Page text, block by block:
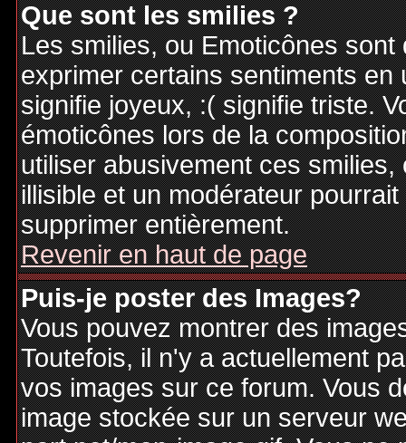
Que sont les smilies ?
Les smilies, ou Emoticônes
exprimer certains sentiments
signifie joyeux, :( signifie triste.
émoticônes lors de la
utiliser abusivement ces
illisible et un modérateur
supprimer entièrement.
Revenir en haut de page
Puis-je poster des Images?
Vous pouvez montrer des
Toutefois, il n'y a actuellement
vos images sur ce forum. Vous
image stockée sur un serveur